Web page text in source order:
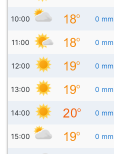
10:00 0 mm
11:00 0 mm
12:00 0 mm
13:00 0 mm
14:00 0 mm
15:00 0 mm